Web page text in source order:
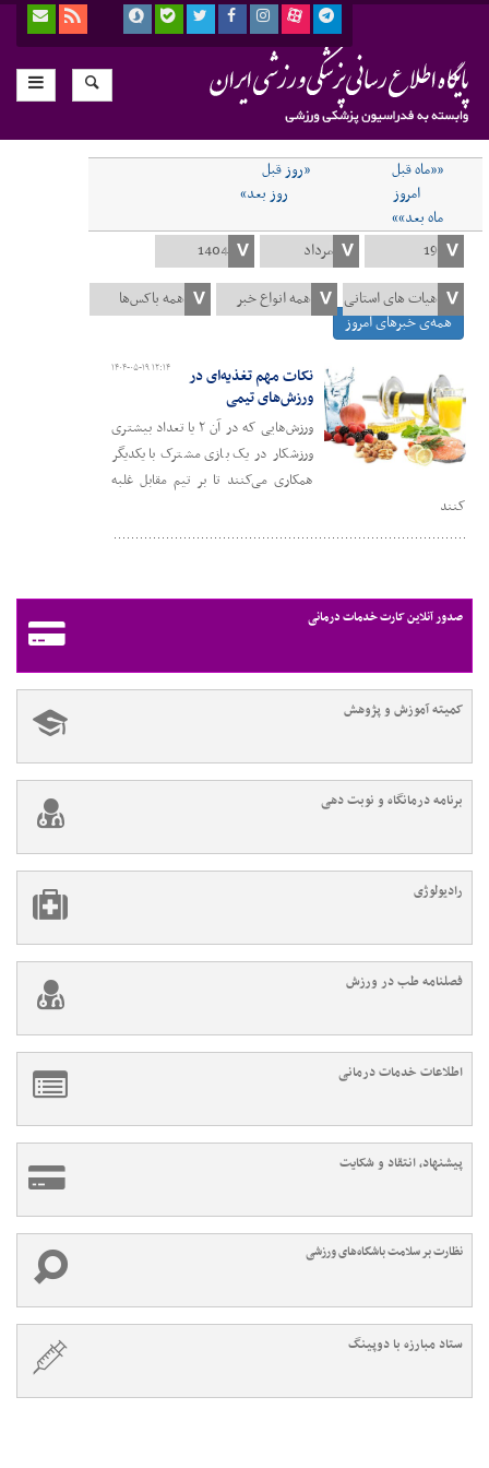
««ماه قبل
«روز قبل
امروز
روز بعد»
ماه بعد»»
همه‌ی خبرهای امروز
۱۴۰۴-۰۵-۱۹ ۱۲:۱۴
نکات مهم تغذیه‌ای در
ورزش‌های تیمی
ورزش‌هایی که در آن ۲ یا تعداد بیشتری
ورزشکار در یک بازی مشترک با یکدیگر
همکاری می‌کنند تا بر تیم مقابل غلبه
کنند
صدور آنلاین کارت خدمات درمانی
کمیته آموزش و پژوهش
برنامه درمانگاه و نوبت دهی
رادیولوژی
فصلنامه طب در ورزش
اطلاعات خدمات درمانی
پیشنهاد، انتقاد و شکایت
نظارت بر سلامت باشگاه‌های ورزشی
ستاد مبارزه با دوپینگ